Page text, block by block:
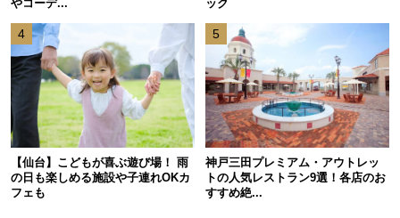
やコーデ...
ック
4
【仙台】こどもが喜ぶ遊び場！ 雨
の日も楽しめる施設や子連れOKカ
フェも
5
神戸三田プレミアム・アウトレッ
トの人気レストラン9選！各店のお
すすめ絶...